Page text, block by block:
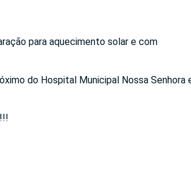
para aquecimento solar e com
do Hospital Municipal Nossa Senhora